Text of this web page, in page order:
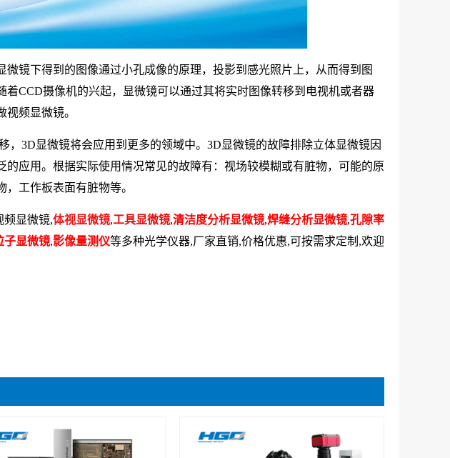
镜下得到的图像通过小孔成像的原理，投影到感光照片上，从而得到图
CCD摄像机的兴起，显微镜可以通过其将实时图像转移到电视机或者器
视频显微镜。
，3D显微镜将会应用到更多的领域中。3D显微镜的故障排除立体显微镜因
应用。根据实际使用情况常见的故障有：视场较模糊或有脏物，可能的原
工作板表面有脏物等。
频显微镜,体视显微镜,工具显微镜,清洁度分析显微镜,焊缝分析显微镜,孔隙率
子显微镜,影像量测仪等多种光学仪器,厂家直销,价格优惠,可按需求定制,欢迎